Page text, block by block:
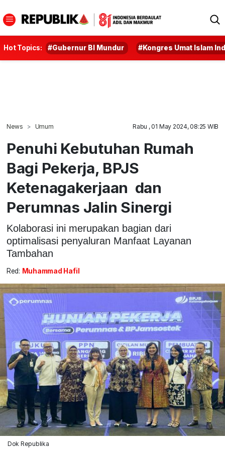
Hot Topics: #Gubernur BI Mundur #Kongres Umat Islam
News Umum Rabu , 01 May 2024, 08:25 WIB
Penuhi Kebutuhan Rumah
Bagi Pekerja, BPJS
Ketenagakerjaan dan
Perumnas Jalin Sinergi
Kolaborasi ini merupakan bagian dari
optimalisasi penyaluran Manfaat Layanan
Tambahan
Red: Muhammad Hafil
Dok Republika